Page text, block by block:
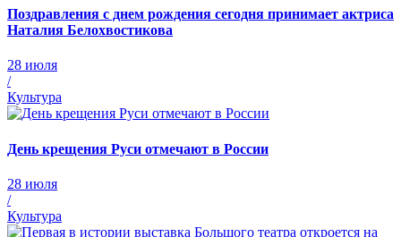
Поздравления с днем рождения сегодня принимает актриса
Наталия Белохвостикова
28 июля
/
Культура
День крещения Руси отмечают в России
28 июля
/
Культура